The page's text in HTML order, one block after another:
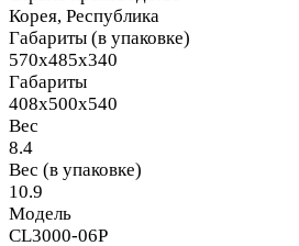
Корея, Республика
Габариты (в упаковке)
570х485х340
Габариты
408х500х540
Вес
8.4
Вес (в упаковке)
10.9
Модель
CL3000-06P